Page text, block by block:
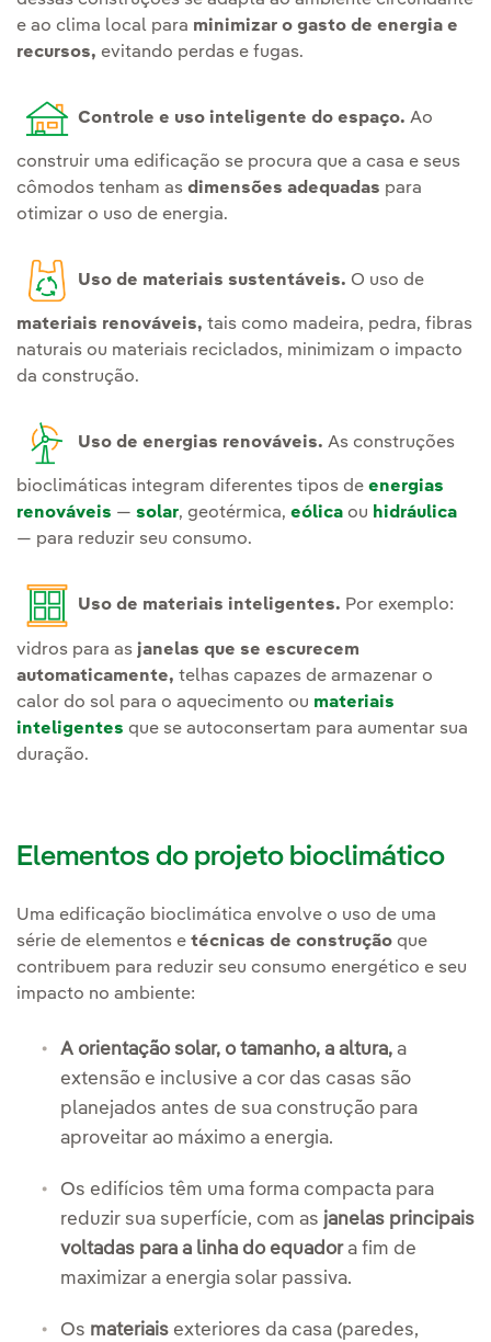
e ao clima local para minimizar o gasto de energia e
recursos, evitando perdas e fugas.
Controle e uso inteligente do espaço. Ao
construir uma edificação se procura que a casa e seus
cômodos tenham as dimensões adequadas para
otimizar o uso de energia.
Uso de materiais sustentáveis. O uso de
materiais renováveis, tais como madeira, pedra, fibras
naturais ou materiais reciclados, minimizam o impacto
da construção.
Uso de energias renováveis. As construções
bioclimáticas integram diferentes tipos de energias
renováveis — solar, geotérmica, eólica ou hidráulica
— para reduzir seu consumo.
Uso de materiais inteligentes. Por exemplo:
vidros para as janelas que se escurecem
automaticamente, telhas capazes de armazenar o
calor do sol para o aquecimento ou materiais
inteligentes que se autoconsertam para aumentar sua
duração.
Elementos do projeto bioclimático
Uma edificação bioclimática envolve o uso de uma
série de elementos e técnicas de construção que
contribuem para reduzir seu consumo energético e seu
impacto no ambiente:
A orientação solar, o tamanho, a altura, a
extensão e inclusive a cor das casas são
planejados antes de sua construção para
aproveitar ao máximo a energia.
Os edifícios têm uma forma compacta para
reduzir sua superfície, com as janelas principais
voltadas para a linha do equadora fim de
maximizar a energia solar passiva.
Os materiais exteriores da casa (paredes,